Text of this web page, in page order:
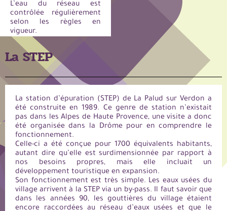
L’eau du réseau est
contrôlée régulièrement
selon les règles en
vigueur.
La STEP
La station d’épuration (STEP) de La Palud sur Verdon a
été construite en 1989. Ce genre de station n’existait
pas dans les Alpes de Haute Provence, une visite a donc
été organisée dans la Drôme pour en comprendre le
fonctionnement.
Celle-ci a été conçue pour 1700 équivalents habitants,
autant dire qu’elle est surdimensionnée par rapport à
nos besoins propres, mais elle incluait un
développement touristique en expansion.
Son fonctionnement est très simple. Les eaux usées du
village arrivent à la STEP via un by-pass. Il faut savoir que
dans les années 90, les gouttières du village étaient
encore raccordées au réseau d’eaux usées et que le